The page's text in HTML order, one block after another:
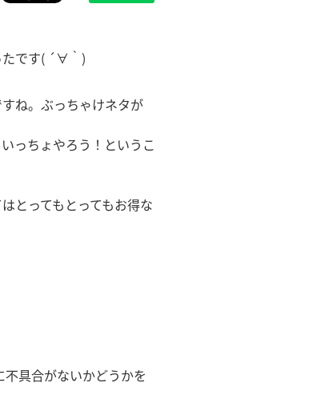
たです( ´∀｀)
ね。ぶっちゃけネタが
っちょやろう！というこ
とってもとってもお得な
具合がないかどうかを